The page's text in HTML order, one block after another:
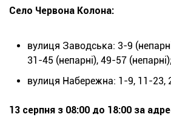
Село Червона Колона:
вулиця Заводська: 3-9
31-45 (непарні), 49-57 (непарні);
вулиця Набережна: 1-9, 11-23,
13 серпня з 08:00 до 18:00 за